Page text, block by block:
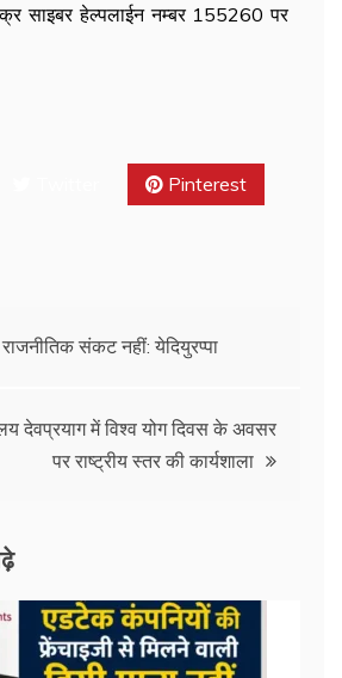
साइबर हेल्पलाईन नम्बर 155260 पर
Pinterest
संकट नहीं: येदियुरप्पा
देवप्रयाग में विश्व योग दिवस के अवसर
पर राष्ट्रीय स्तर की कार्यशाला